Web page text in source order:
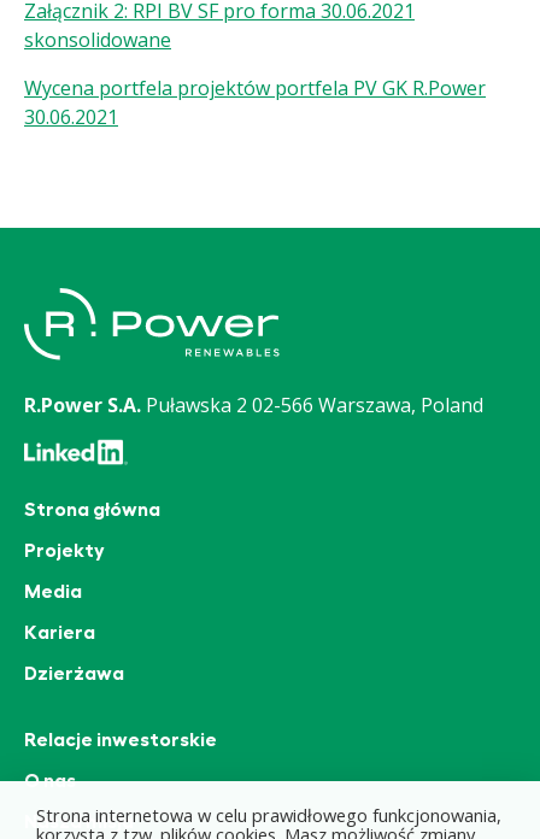
Załącznik 2: RPI BV SF pro forma 30.06.2021
skonsolidowane
Wycena portfela projektów portfela PV GK R.Power
30.06.2021
R.Power S.A. Puławska 2 02-566 Warszawa, Poland
Strona główna
Projekty
Media
Kariera
Dzierżawa
Relacje inwestorskie
O nas
Nasza misja
Strona internetowa w celu prawidłowego funkcjonowania,
korzysta z tzw. plików cookies. Masz możliwość zmiany